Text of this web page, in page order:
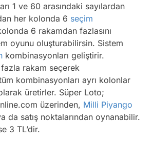
1 ve 60 arasındaki sayılardan
her kolonda 6 seçim
6 rakamdan fazlasını
oyunu oluşturabilirsin. Sistem
kombinasyonları geliştirir.
rakam seçerek
kombinasyonları ayrı kolonlar
üretirler. Süper Loto;
üzerinden, Milli Piyango
da satış noktalarından oynanabilir.
3 TL’dir.